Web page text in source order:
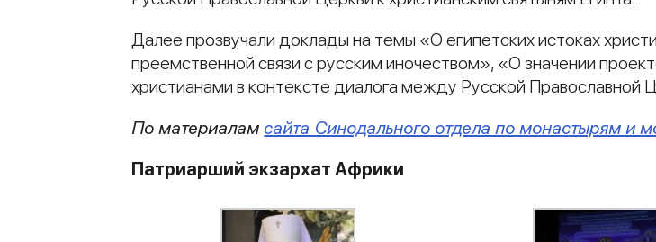
Далее прозвучали доклады на темы «О египетских истоках
преемственной связи с русским иночеством», «О значении
христианами в контексте диалога между Русской
По материалам сайта Синодального отдела по монастырям и
Патриарший экзархат Африки